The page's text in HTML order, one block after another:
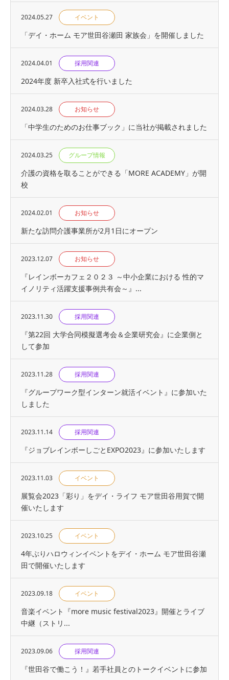
2024.05.27 イベント
「デイ・ホーム モア世田谷瀬田 家族会」を開催しました
2024.04.01 採用関連
2024年度 新卒入社式を行いました
2024.03.28 お知らせ
「中学生のためのお仕事ブック」に当社が掲載されました
2024.03.25 グループ情報
介護の資格を取ることができる「MORE ACADEMY」が開
校
2024.02.01 お知らせ
新たな訪問介護事業所が2月1日にオープン
2023.12.07 お知らせ
『レインボーカフェ２０２３ ～中小企業における 性的マ
イノリティ活躍支援事例共有会～』...
2023.11.30 採用関連
『第22回 大学合同模擬選考会＆企業研究会』に企業側と
して参加
2023.11.28 採用関連
『グループワーク型インターン就活イベント』に参加いた
しました
2023.11.14 採用関連
『ジョブレインボーしごとEXPO2023』に参加いたします
2023.11.03 イベント
展覧会2023「彩り」をデイ・ライフ モア世田谷用賀で開
催いたします
2023.10.25 イベント
4年ぶりハロウィンイベントをデイ・ホーム モア世田谷瀬
田で開催いたします
2023.09.18 イベント
音楽イベント『more music festival2023』開催とライブ
中継（ストリ...
2023.09.06 採用関連
『世⽥⾕で働こう！』若手社員とのトークイベントに参加